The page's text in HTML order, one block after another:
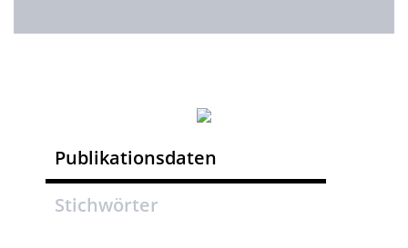
Publikationsdaten
Stichwörter